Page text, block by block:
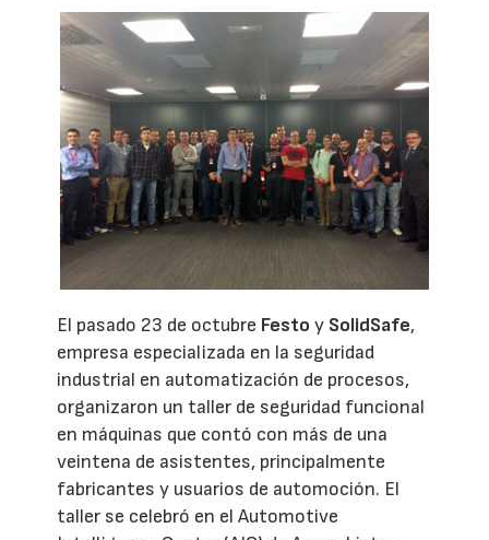
El pasado 23 de octubre Festo y SolidSafe,
empresa especializada en la seguridad
industrial en automatización de procesos,
organizaron un taller de seguridad funcional
en máquinas que contó con más de una
veintena de asistentes, principalmente
fabricantes y usuarios de automoción. El
taller se celebró en el Automotive